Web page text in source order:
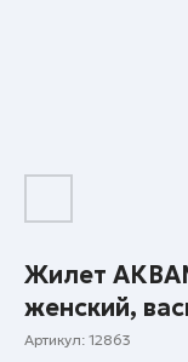
Жилет
женский,
Артикул: 12863